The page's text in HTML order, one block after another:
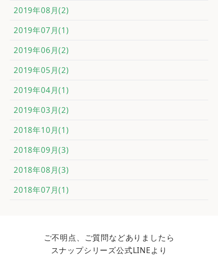
2019年08月(2)
2019年07月(1)
2019年06月(2)
2019年05月(2)
2019年04月(1)
2019年03月(2)
2018年10月(1)
2018年09月(3)
2018年08月(3)
2018年07月(1)
ご不明点、ご質問などありましたら
スナップシリーズ公式LINEより